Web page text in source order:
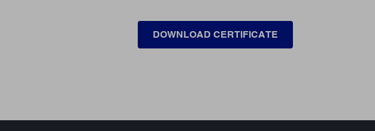
DOWNLOAD CERTIFICATE